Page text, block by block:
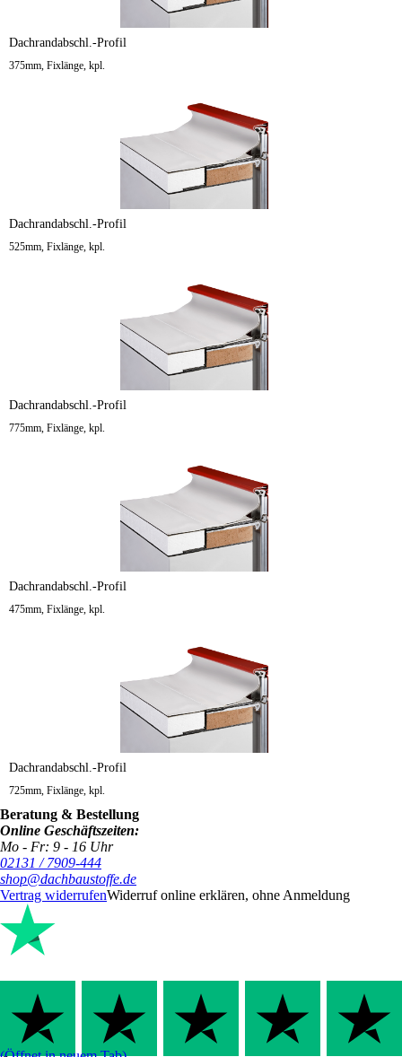
Dachrandabschl.-Profil
375mm, Fixlänge, kpl.
Dachrandabschl.-Profil
525mm, Fixlänge, kpl.
Dachrandabschl.-Profil
775mm, Fixlänge, kpl.
Dachrandabschl.-Profil
475mm, Fixlänge, kpl.
Dachrandabschl.-Profil
725mm, Fixlänge, kpl.
Beratung & Bestellung
Online Geschäftszeiten:
Mo - Fr: 9 - 16 Uhr
02131 / 7909-444
shop@dachbaustoffe.de
Vertrag widerrufenWiderruf online erklären, ohne Anmeldung